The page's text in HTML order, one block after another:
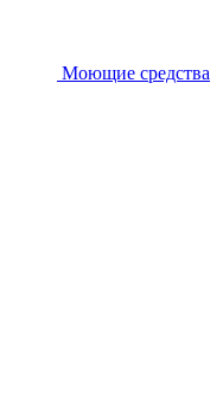
Моющие средства